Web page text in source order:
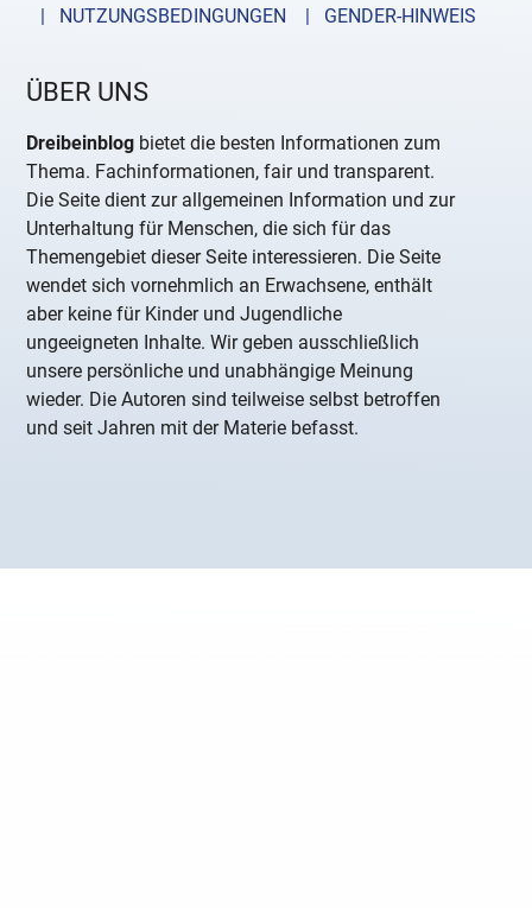
| NUTZUNGSBEDINGUNGEN
| GENDER-HINWEIS
ÜBER UNS
Dreibeinblog bietet die besten Informationen zum
Thema. Fachinformationen, fair und transparent.
Die Seite dient zur allgemeinen Information und zur
Unterhaltung für Menschen, die sich für das
Themengebiet dieser Seite interessieren. Die Seite
wendet sich vornehmlich an Erwachsene, enthält
aber keine für Kinder und Jugendliche
ungeeigneten Inhalte. Wir geben ausschließlich
unsere persönliche und unabhängige Meinung
wieder. Die Autoren sind teilweise selbst betroffen
und seit Jahren mit der Materie befasst.